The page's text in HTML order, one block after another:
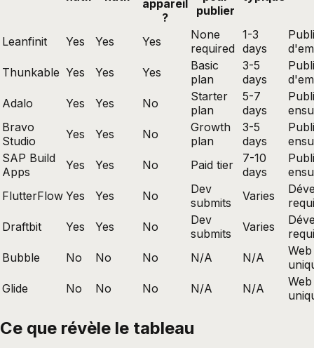
appareil
?
publier
Leanfinit Yes Yes Yes
None
required
1-3
days
Thunkable Yes Yes Yes
Basic
plan
3-5
days
Adalo
Yes Yes No
Starter
plan
5-7
days
Bravo
Studio
Yes Yes No
Growth
plan
3-5
days
SAP Build
Apps
Yes Yes No Paid tier
7-10
days
FlutterFlow Yes Yes No
Dev
submits
Varies
Draftbit
Yes Yes No
Dev
submits
Varies
Bubble
No No No N/A N/A
Web
Glide
No No No N/A N/A
Web
Ce que révèle le tableau